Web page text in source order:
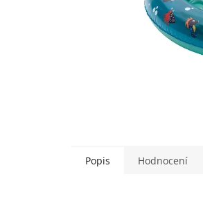
Popis Hodnocení